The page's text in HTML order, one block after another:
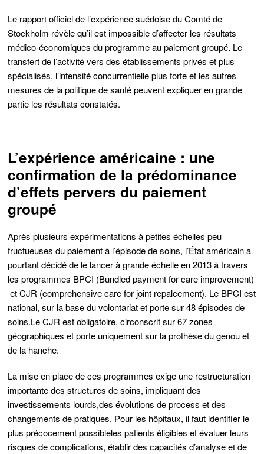
Le rapport officiel de l’expérience suédoise du Comté de
Stockholm révèle qu’il est impossible d’affecter les résultats
médico-économiques du programme au paiement groupé. Le
transfert de l’activité vers des établissements privés et plus
spécialisés, l’intensité concurrentielle plus forte et les autres
mesures de la politique de santé peuvent expliquer en grande
partie les résultats constatés.
L’expérience américaine : une
confirmation de la prédominance
d’effets pervers du paiement
groupé
Après plusieurs expérimentations à petites échelles peu
fructueuses du paiement à l’épisode de soins, l’État américain a
pourtant décidé de le lancer à grande échelle en 2013 à travers
les programmes BPCI (Bundled payment for care improvement)
et CJR (comprehensive care for joint repalcement). Le BPCI est
national, sur la base du volontariat et porte sur 48 épisodes de
soins.Le CJR est obligatoire,circonscrit sur 67 zones
géographiques et porte uniquement sur la prothèse du genou et
de la hanche.
La mise en place de ces programmes exige une restructuration
importante des structures de soins, impliquant des
investissements lourds,des évolutions de process et des
changements de pratiques. Pour les hôpitaux, il fautidentifier le
plus précocement possibleles patients éligibles et évaluer leurs
risques de complications,établir des capacités d’analyse et de